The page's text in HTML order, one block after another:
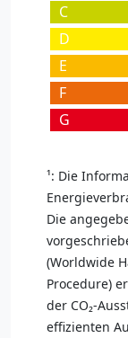
C
D
E
F
G
¹: Die
Die
(Worldwide
Procedure)
der CO₂-
effizienten